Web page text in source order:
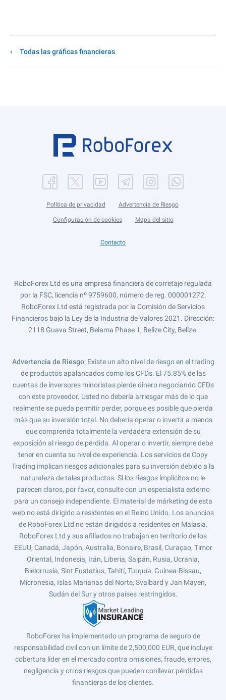
Todas las gráficas financieras
Política de privacidad Advertencia de Riesgo
Configuración de cookies Mapa del sitio
Contacto
RoboForex Ltd es una empresa financiera de corretaje regulada
por la FSC, licencia nº 9759600, número de reg. 000001272.
RoboForex Ltd está registrada por la Comisión de Servicios
Financieros bajo la Ley de la Industria de Valores 2021. Dirección:
2118 Guava Street, Belama Phase 1, Belize City, Belize.
Advertencia de Riesgo: Existe un alto nivel de riesgo en el trading
de productos apalancados como los CFDs. El 75.85% de las
cuentas de inversores minoristas pierde dinero negociando CFDs
con este proveedor. Usted no debería arriesgar más de lo que
realmente se pueda permitir perder, porque es posible que pierda
más que su inversión total. No debería operar o invertir a menos
que comprenda totalmente la verdadera extensión de su
exposición al riesgo de pérdida. Al operar o invertir, siempre debe
tener en cuenta su nivel de experiencia. Los servicios de Copy
Trading implican riesgos adicionales para su inversión debido a la
naturaleza de tales productos. Si los riesgos implícitos no le
parecen claros, por favor, consulte con un especialista externo
para un consejo independiente. El material de márketing de esta
web no está dirigido a residentes en el Reino Unido. Los anuncios
de RoboForex Ltd no están dirigidos a residentes en Malasia.
RoboForex Ltd y sus afiliados no trabajan en territorio de los
EEUU, Canadá, Japón, Australia, Bonaire, Brasil, Curaçao, Timor
Oriental, Indonesia, Irán, Liberia, Saipán, Rusia, Ucrania,
Bielorrusia, Sint Eustatius, Tahití, Turquía, Guinea-Bissau,
Micronesia, Islas Marianas del Norte, Svalbard y Jan Mayen,
Sudán del Sur y otros países restringidos.
RoboForex ha implementado un programa de seguro de
responsabilidad civil con un límite de 2,500,000 EUR, que incluye
cobertura líder en el mercado contra omisiones, fraude, errores,
negligencia y otros riesgos que pueden conllevar pérdidas
financieras de los clientes.